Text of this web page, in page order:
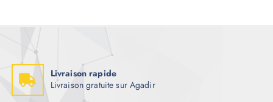
Livraison rapide
Livraison gratuite sur Agadir